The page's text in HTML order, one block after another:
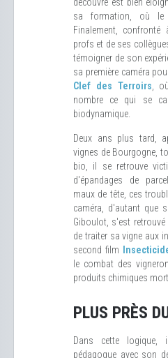
sa formation, où le
Finalement,
profs et de ses
témoigner de son
sa première caméra
Clef des Terroirs ,
nombre ce qui se
biodynamique.
Deux ans plus tard,
vignes de Bourgogne,
bio, il se retrouve
d'épandages de
maux de tête, ces
caméra, d'autant que
Giboulot, s'est
de traiter sa vigne aux
second film
le combat des
produits chimiques
PLUS PRÈS
Dans cette
pédagogue avec son